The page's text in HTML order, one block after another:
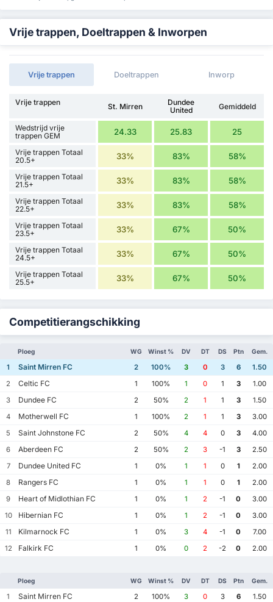
Vrije trappen, Doeltrappen & Inworpen
Vrije trappen Doeltrappen Inworp
Vrije trappen St. Mirren
Dundee
United
Gemiddeld
Wedstrijd vrije
trappen GEM
24.33 25.83 25
Vrije trappen Totaal
20.5+
33% 83% 58%
Vrije trappen Totaal
21.5+
33% 83% 58%
Vrije trappen Totaal
22.5+
33% 83% 58%
Vrije trappen Totaal
23.5+
33% 67% 50%
Vrije trappen Totaal
24.5+
33% 67% 50%
Vrije trappen Totaal
25.5+
33% 67% 50%
Competitierangschikking
Ploeg WG Winst % DV DT DS Ptn Gem.
1 Saint Mirren FC 2 100% 3 0 3 6
1.50
2
Celtic FC 1 100% 1 0 1 3
1.00
3
Dundee FC 2 50% 2 1 1 3
1.50
4
Motherwell FC 1 100% 2 1 1 3
3.00
5
Saint Johnstone FC 2 50% 4 4 0 3
4.00
6
Aberdeen FC 2 50% 2 3 -1 3
2.50
7
Dundee United FC 1 0% 1 1 0 1
2.00
8
Rangers FC 1 0% 1 1 0 1
2.00
9
Heart of Midlothian FC 1 0% 1 2 -1 0
3.00
10
Hibernian FC 1 0% 1 2 -1 0
3.00
11
Kilmarnock FC 1 0% 3 4 -1 0
7.00
12
Falkirk FC 1 0% 0 2 -2 0 2.00
Ploeg WG Winst % DV DT DS Ptn Gem.
1 Saint Mirren FC 2 100% 3 0 3 6
1.50